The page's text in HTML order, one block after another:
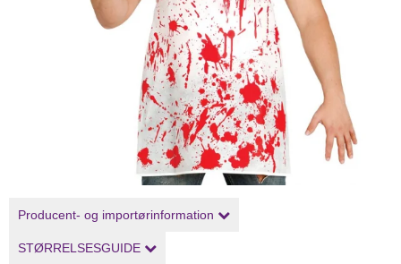
Producent- og importørinformation
STØRRELSESGUIDE